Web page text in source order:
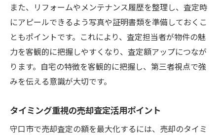
また、リフォームやメンテナンス履歴を整理し、査定時
にアピールできるよう写真や証明書類を準備しておくこ
ともポイントです。これにより、査定担当者が物件の魅
力を客観的に把握しやすくなり、査定額アップにつなが
ります。自宅の特徴を客観的に把握し、第三者視点で強
みを伝える意識が大切です。
タイミング重視の売却査定活用ポイント
守口市で売却査定の額を最大化するには、売却のタイミ